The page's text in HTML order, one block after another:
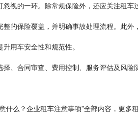
视的一环。除常规保险外，还应关注租
的保险覆盖，并明确事故处理流程。此
用车安全性和规范性。
、合同审查、费用控制、服务评估及风
什么？企业租车注意事项”全部内容，更多